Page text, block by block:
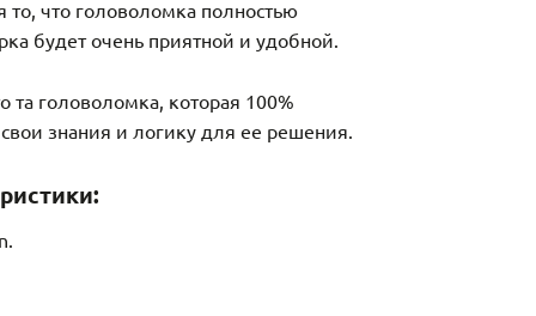
что головоломка полностью
будет очень приятной и удобной.
та головоломка, которая 100%
знания и логику для ее решения.